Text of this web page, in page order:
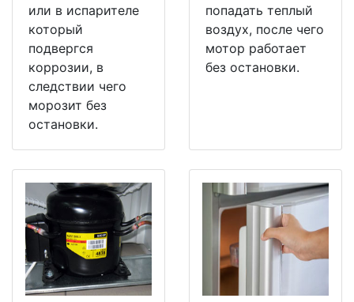
или в испарителе
который
подвергся
коррозии, в
следствии чего
морозит без
остановки.
попадать теплый
воздух, после чего
мотор работает
без остановки.